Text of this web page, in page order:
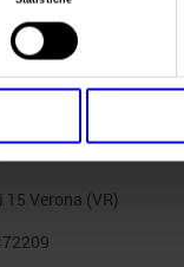
oman2014
; info@medinit.it
Verona (VR)